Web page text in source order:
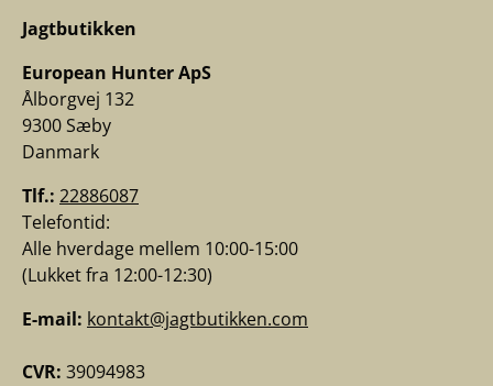
Jagtbutikken
European Hunter ApS
Ålborgvej 132
9300 Sæby
Danmark
Tlf.: 22886087
Telefontid:
Alle hverdage mellem 10:00-15:00
(Lukket fra 12:00-12:30)
E-mail: kontakt@jagtbutikken.com
CVR: 39094983